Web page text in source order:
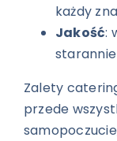
każdy
Jakość:
Zalety
przede